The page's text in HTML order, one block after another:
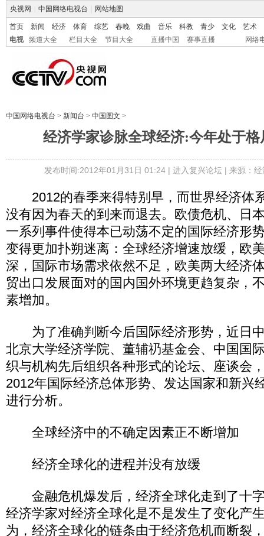
央视网 中国网络电视台 网站地图
首页 新闻 经济 体育 综艺 春晚 戏曲 音乐 科教 青少 文化
艺术
电视
频道大全 栏目大全 节目大全 直播中国 赛事直播 网络
中国网络电视台 > 新闻台 > 中国图文 >
经济学家诊脉全球经济:今年处于
发布时间:2012年01月31日 01:24 | 进入复兴论坛| 来源：
2012的春季来得特别早，而世界经济体
没有因为春天的到来而退去。欧债危机、日
一系列事件使得本已动荡不定的国际经济形
变得更加扑朔迷离：全球经济增速放缓，欧
深，国际市场需求依然不足，欧美两大经济
贸出口发展面对的国内国外环境更趋复杂，
素增加。
为了准确判断今后国际经济形势，近日
北京大学经济学院、董辅礽基金会、中国国
织与机构先后组织各种形式的论坛、座谈会
2012年国际经济总体形势、发达国家和新兴
进行分析。
全球经济中的不确定因素正不断增加
经济全球化的进程并没有放缓
金融危机爆发后，经济全球化走到了十
经济学家对经济全球化是不是发生了变化产
为，经济全球化的链条由于经济危机而断裂